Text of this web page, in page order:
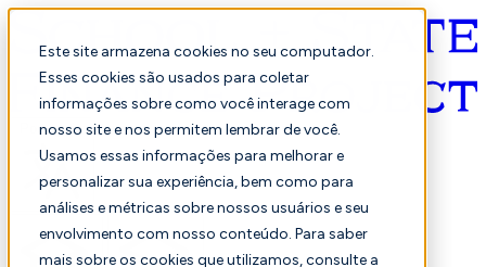
Este site armazena cookies no seu computador.
Esses cookies são usados para coletar
informações sobre como você interage com
nosso site e nos permitem lembrar de você.
Usamos essas informações para melhorar e
personalizar sua experiência, bem como para
análises e métricas sobre nossos usuários e seu
envolvimento com nosso conteúdo. Para saber
mais sobre os cookies que utilizamos, consulte a
Português